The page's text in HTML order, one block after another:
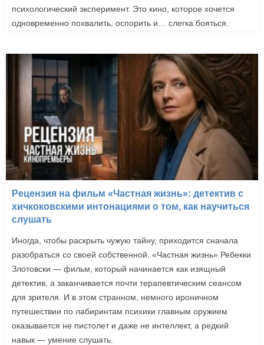
психологический эксперимент. Это кино, которое хочется
одновременно похвалить, оспорить и… слегка бояться.
Рецензия на фильм «Частная жизнь»: детектив с
хичкоковскими интонациями о том, как научиться
слушать
Иногда, чтобы раскрыть чужую тайну, приходится сначала
разобраться со своей собственной. «Частная жизнь» Ребекки
Злотовски — фильм, который начинается как изящный
детектив, а заканчивается почти терапевтическим сеансом
для зрителя. И в этом странном, немного ироничном
путешествии по лабиринтам психики главным оружием
оказывается не пистолет и даже не интеллект, а редкий
навык — умение слушать.